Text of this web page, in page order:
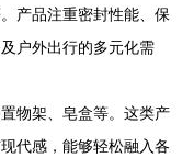
产品注重密封性能、保
户外出行的多元化需
物架、皂盒等。这类产
代感，能够轻松融入各